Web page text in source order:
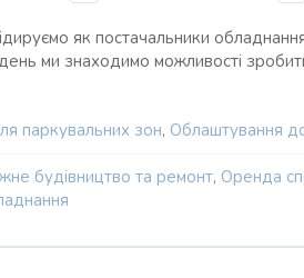
як постачальники
ми знаходимо можливості
паркувальних зон, Облаштування
будівництво та ремонт, Оренда